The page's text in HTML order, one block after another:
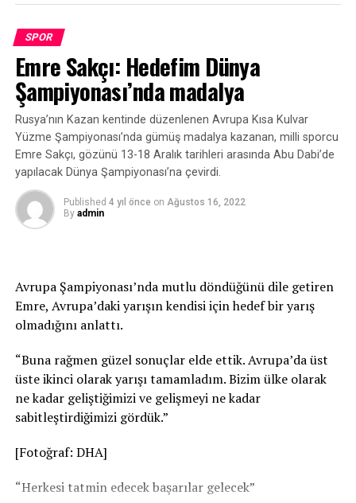
SPOR
Emre Sakçı: Hedefim Dünya
Şampiyonası’nda madalya
Rusya’nın Kazan kentinde düzenlenen Avrupa Kısa Kulvar
Yüzme Şampiyonası’nda gümüş madalya kazanan, milli sporcu
Emre Sakçı, gözünü 13-18 Aralık tarihleri arasında Abu Dabi’de
yapılacak Dünya Şampiyonası’na çevirdi.
Published 4 yıl önce on Ağustos 16, 2022
By admin
Avrupa Şampiyonası’nda mutlu döndüğünü dile getiren
Emre, Avrupa’daki yarışın kendisi için hedef bir yarış
olmadığını anlattı.
“Buna rağmen güzel sonuçlar elde ettik. Avrupa’da üst
üste ikinci olarak yarışı tamamladım. Bizim ülke olarak
ne kadar geliştiğimizi ve gelişmeyi ne kadar
sabitleştirdiğimizi gördük.”
[Fotoğraf: DHA]
“Herkesi tatmin edecek başarılar gelecek”